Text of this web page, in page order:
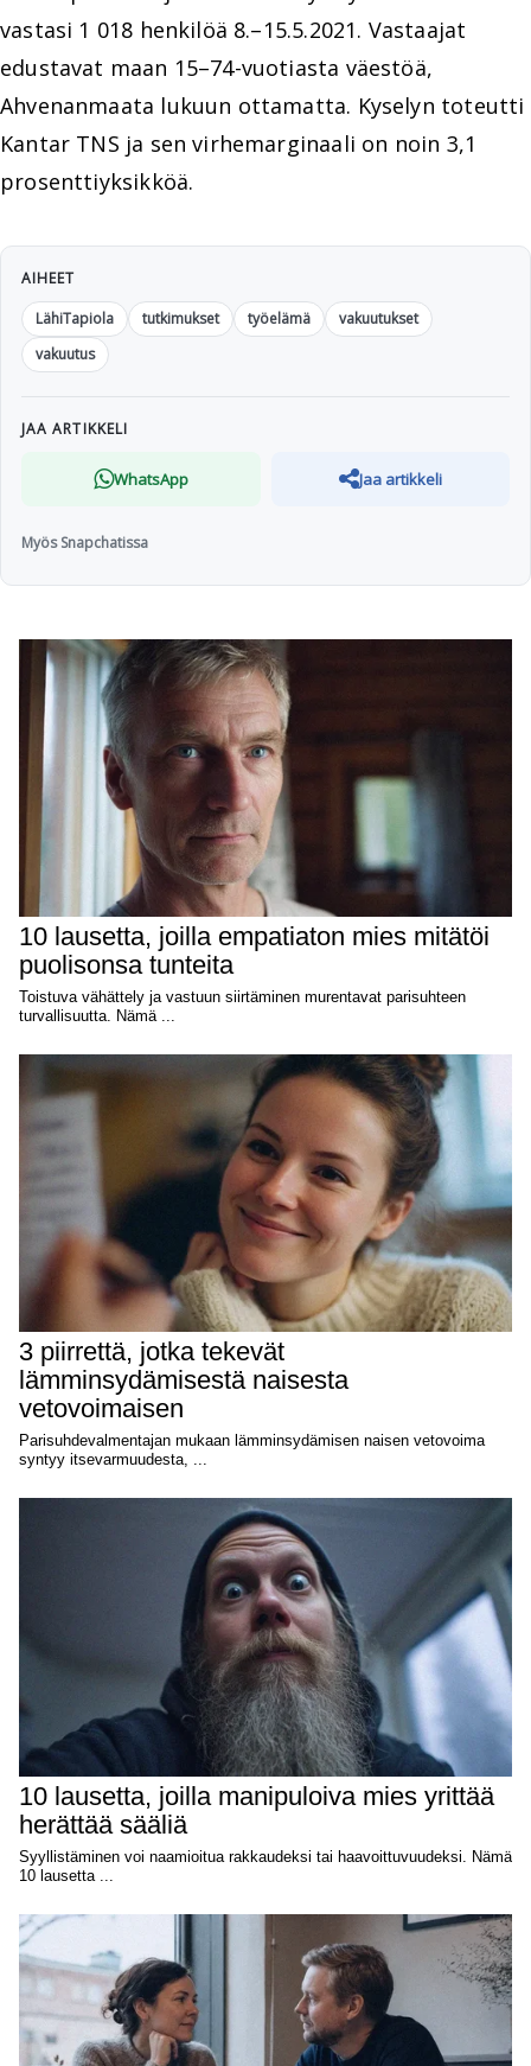
vastasi 1 018 henkilöä 8.–15.5.2021. Vastaajat
edustavat maan 15–74-vuotiasta väestöä,
Ahvenanmaata lukuun ottamatta. Kyselyn toteutti
Kantar TNS ja sen virhemarginaali on noin 3,1
prosenttiyksikköä.
AIHEET
LähiTapiola
tutkimukset työelämä
vakuutukset
vakuutus
JAA ARTIKKELI
WhatsApp Jaa artikkeli
Myös Snapchatissa